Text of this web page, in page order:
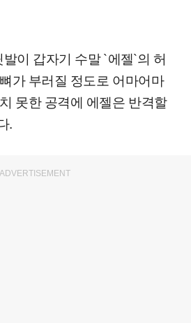
이 갑자기 수말 `에젤`의 허
가 부러질 정도로 어마어마
못한 공격에 에젤은 반격할
.
ADVERTISEMENT